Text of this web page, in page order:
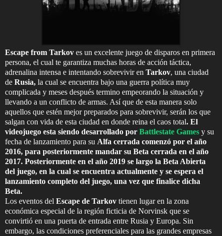
Escape from Tarkov es un excelente juego de disparos en primera
persona, el cual te garantiza muchas horas de acción táctica,
adrenalina intensa e intentando sobrevivir en Tarkov, una ciudad
de Rusia, la cual se encuentra bajo una guerra política muy
complicada y meses después termino empeorando la situación y
llevando a un conflicto de armas. Así que de esta manera solo
aquellos que estén mejor preparados para sobrevivir, serán los que
salgan con vida de esta ciudad en donde reina el caos total. El
videojuego esta siendo desarrollado por Battlestate Games y su
fecha de lanzamiento para su Alfa cerrada comenzó por el año
2016, para posteriormente mandar su Beta cerrada en el año
2017. Posteriormente en el año 2019 se largo la Beta Abierta
del juego, en la cual se encuentra actualmente y se espera el
lanzamiento completo del juego, una vez que finalice dicha
Beta.
Los eventos del Escape de Tarkov tienen lugar en la zona
económica especial de la región ficticia de Norvinsk que se
convirtió en una puerta de entrada entre Rusia y Europa. Sin
embargo, las condiciones preferenciales para las grandes empresas